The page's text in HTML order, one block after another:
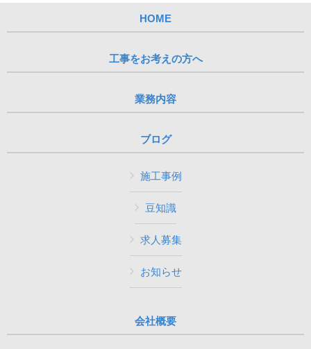
HOME
工事をお考えの方へ
業務内容
ブログ
施工事例
豆知識
求人募集
お知らせ
会社概要